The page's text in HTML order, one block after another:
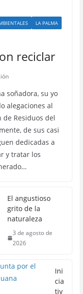
LA PALMA
reciclar
soñadora, su yo
alegaciones al
de Residuos del
de sus casi
dedicadas a
y tratar los
El angustioso
grito de la
naturaleza
3 de agosto de
2026
Ini
cia
tiv